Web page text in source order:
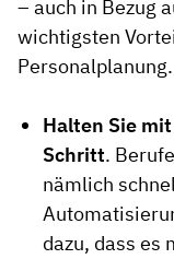
– auch in Bezug
wichtigsten
Personalplanung.
Halten Sie
Schritt.
nämlich
dazu, dass es